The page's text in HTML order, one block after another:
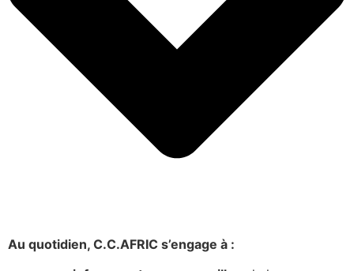
Au quotidien, C.C.AFRIC s’engage à :